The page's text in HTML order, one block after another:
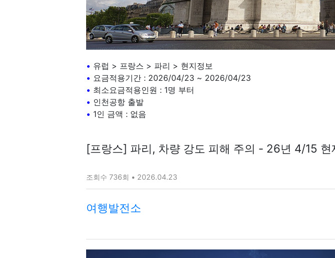
• 유럽 > 프랑스 > 파리 > 현지정보
• 요금적용기간 : 2026/04/23 ~ 2026/04/23
• 최소요금적용인원 : 1명 부터
• 인천공항 출발
• 1인 금액 : 없음
[프랑스] 파리, 차량 강도 피해 주의 - 26년 4/15 현
조회수 736회 • 2026.04.23
여행발전소